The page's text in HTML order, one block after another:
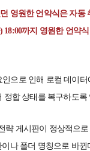
영원한 언약식은 자동
18:00까지 영원한 언약
으로 인해 로컬 데이
합 상태를 복구하도록
략 게시판이 정상적으
나 폴더 명칭으로 바